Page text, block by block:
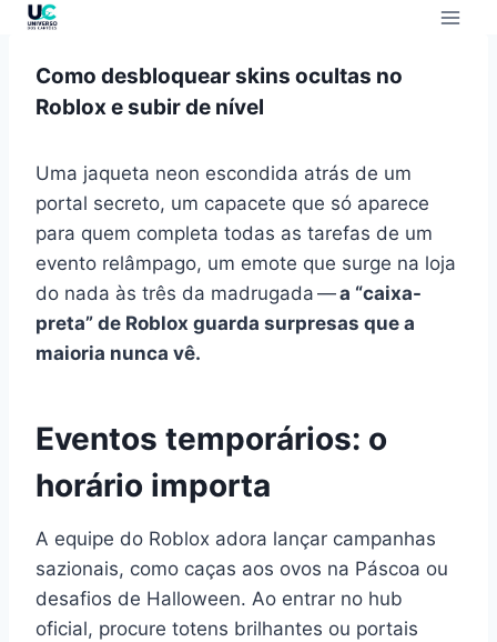
Como desbloquear skins ocultas no
Roblox e subir de nível
Uma jaqueta neon escondida atrás de um
portal secreto, um capacete que só aparece
para quem completa todas as tarefas de um
evento relâmpago, um emote que surge na loja
do nada às três da madrugada —a “caixa-
preta” de Roblox guarda surpresas que a
maioria nunca vê.
Eventos temporários: o
horário importa
A equipe do Roblox adora lançar campanhas
sazionais, como caças aos ovos na Páscoa ou
desafios de Halloween. Ao entrar no hub
oficial, procure totens brilhantes ou portais